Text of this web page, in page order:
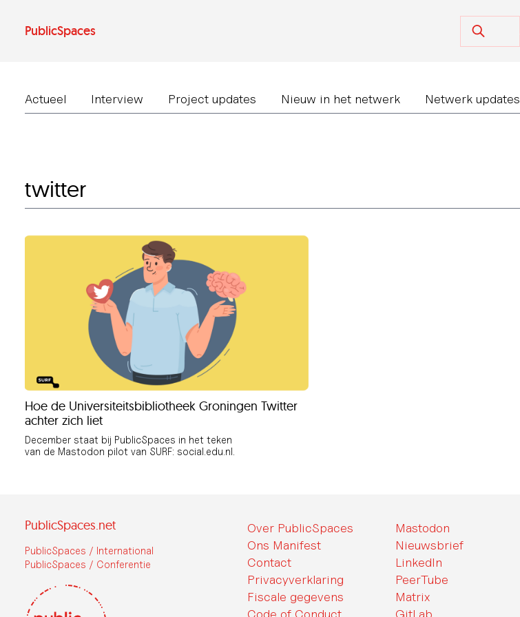
PublicSpaces
Actueel Interview Project updates Nieuw in het netwerk Netwerk updates
twitter
Hoe de Universiteitsbibliotheek Groningen Twitter
achter zich liet
December staat bij PublicSpaces in het teken
van de Mastodon pilot van SURF: social.edu.nl.
PublicSpaces.net
PublicSpaces / International
PublicSpaces / Conferentie
Over PublicSpaces
Ons Manifest
Contact
Privacyverklaring
Fiscale gegevens
Code of Conduct
Mastodon
Nieuwsbrief
LinkedIn
PeerTube
Matrix
GitLab